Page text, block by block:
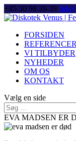
+45 30 98 26 39
FORSIDEN
REFERENCER
VI TILBYDER
NYHEDER
OM OS
KONTAKT
Vælg en side
EVA MADSEN ER